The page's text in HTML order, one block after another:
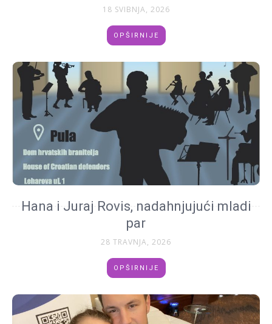
18 SVIBNJA, 2026
OPŠIRNIJE
Hana i Juraj Rovis, nadahnjujući mladi
par
28 TRAVNJA, 2026
OPŠIRNIJE